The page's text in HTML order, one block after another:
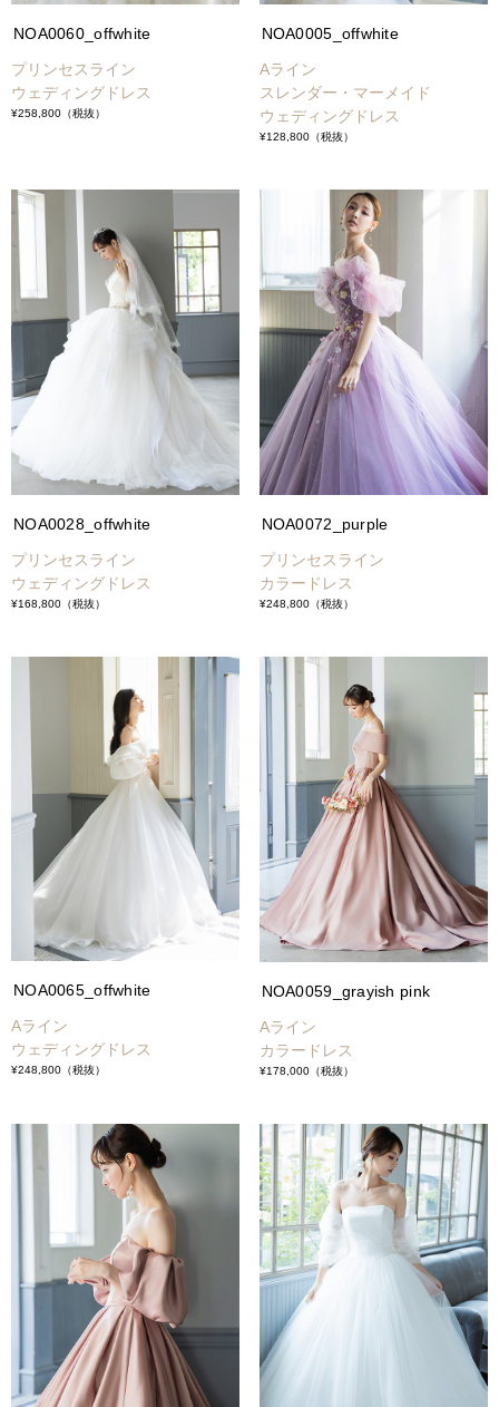
NOA0060_offwhite
プリンセスライン
ウェディングドレス
¥258,800 （税抜）
NOA0005_offwhite
Aライン
スレンダー・マーメイド
ウェディングドレス
¥128,800（税抜）
NOA0028_offwhite
プリンセスライン
ウェディングドレス
¥168,800 （税抜）
NOA0072_purple
プリンセスライン
カラードレス
¥248,800（税抜）
NOA0065_offwhite
Aライン
ウェディングドレス
¥248,800 （税抜）
NOA0059_grayish pink
Aライン
カラードレス
¥178,000（税抜）